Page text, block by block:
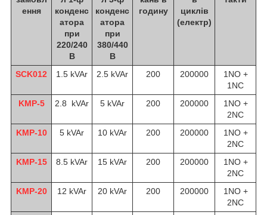
ення
конденс
атора
при
220/240
В
конденс
атора
при
380/440
В
годину
циклів
(електр)
SCK012 1.5 kVAr 2.5 kVAr 200 200000
1NO +
1NC
KMP-5
2.8 kVAr 5 kVAr 200 200000
1NO +
2NC
KMP-10
5 kVAr 10 kVAr 200 200000
1NO +
2NC
KMP-15
8.5 kVAr 15 kVAr 200 200000
1NO +
2NC
KMP-20
12 kVAr 20 kVAr 200 200000
1NO +
2NC